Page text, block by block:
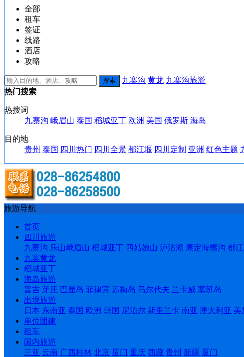
全部
租车
签证
线路
酒店
攻略
九寨沟 黄龙 九寨沟旅游
热门搜索
热搜词
九寨沟 峨眉山 泰国 稻城亚丁 欧洲 美国 俄罗斯 海岛
目的地
贵州 泰国 四川热门 四川全景 都江堰 四川定制 亚洲 红色主题
旅游导航
首页
四川旅游
九寨沟 乐山峨眉山 稻城亚丁 四姑娘山 泸沽湖 康定海螺沟 都
九寨黄龙
稻城亚丁
海岛旅游
普吉 芽庄 巴厘岛 菲律宾 苏梅岛 马尔代夫 兰卡威 塞班岛
出境旅游
日本 东南亚 泰国 欧洲 韩国 尼泊尔 斯里兰卡 南亚 澳大利亚 美
单位团建
租车
国内旅游
三亚 云南 广西桂林 北京 厦门 重庆 西藏 贵州 新疆 厦门